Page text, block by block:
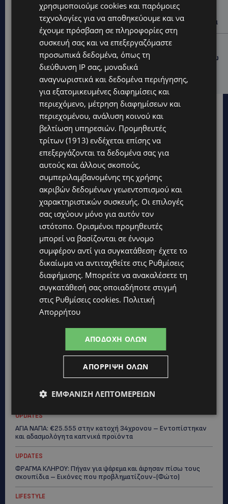
ΑΓΙΑ ΝΑΠΑ: €25.555 στην κατοχή 34χρονου –
Εντοπίστηκαν και αδασμολόγητα καπνικά προϊόντα
UPDATES
ΦΡΑΓΜΑ ΚΛΗΡΟΥ: Πήγαν για ψάρεμα και άφησαν πίσω
τους σκουπίδια – Εικόνες που προβληματίζουν-
(Φώτο)
Topics
UPDATES
ΝΙΚΟΣ ΚΑΖΑΝΤΖΑΚΗΣ: Γιατί το έργο του εξακολουθεί να μας
ΝΟΣΟΚΟΜΕΙΟ ΛΕΜΕΣΟΥ: «Θα γινόμουν εγώ τα μάτια του» –
επικίνδυνη πόλη» -(Βίντεο)
τον πατέρα μακριά από την κηδεία των παιδιών του
UPDATES
ΑΓΙΑ ΝΑΠΑ: €25.555 στην κατοχή 34χρονου – Εντοπίστηκαν
και αδασμολόγητα καπνικά προϊόντα
UPDATES
ΦΡΑΓΜΑ ΚΛΗΡΟΥ: Πήγαν για ψάρεμα και άφησαν πίσω τους
σκουπίδια – Εικόνες που προβληματίζουν-(Φώτο)
LIFESTYLE
χρησιμοποιούμε cookies και παρόμοιες
τεχνολογίες για να αποθηκεύουμε και να
έχουμε πρόσβαση σε πληροφορίες στη
συσκευή σας και να επεξεργαζόμαστε
προσωπικά δεδομένα, όπως τη
διεύθυνση IP σας, μοναδικά
αναγνωριστικά και δεδομένα περιήγησης,
για εξατομικευμένες διαφημίσεις και
περιεχόμενο, μέτρηση διαφημίσεων και
περιεχομένου, ανάλυση κοινού και
βελτίωση υπηρεσιών. Προμηθευτές
τρίτων (1913) ενδέχεται επίσης να
επεξεργάζονται τα δεδομένα σας για
αυτούς και άλλους σκοπούς,
συμπεριλαμβανομένης της χρήσης
ακριβών δεδομένων γεωεντοπισμού και
χαρακτηριστικών συσκευής. Οι επιλογές
σας ισχύουν μόνο για αυτόν τον
ιστότοπο. Ορισμένοι προμηθευτές
μπορεί να βασίζονται σε έννομο
συμφέρον αντί για συγκατάθεση· έχετε το
δικαίωμα να αντιταχθείτε στις Ρυθμίσεις
διαφήμισης. Μπορείτε να ανακαλέσετε τη
συγκατάθεσή σας οποιαδήποτε στιγμή
στις Ρυθμίσεις cookies. Πολιτική
Απορρήτου
ΑΠΟΔΟΧΉ ΌΛΩΝ
ΑΠΌΡΡΙΨΗ ΌΛΩΝ
ΕΜΦΆΝΙΣΗ ΛΕΠΤΟΜΕΡΕΙΏΝ